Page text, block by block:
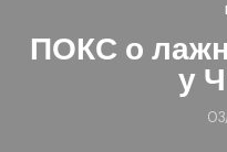
ПОКС о
у